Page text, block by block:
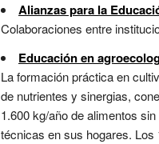
Alianzas para la
Colaboraciones entre
Educación en
La formación práctica en
de nutrientes y sinergias,
1.600 kg/año de alimentos
técnicas en sus hogares. Los